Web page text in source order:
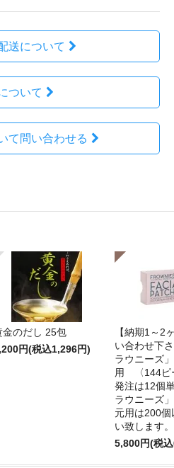
送について
ついて
て問い合わせる
金のだし 25包
円(税込1,296円)
【納期1～2
い合わせ下
ラウニーズ
用 〈144
発注は12個
ラウニーズ
元用は200個
い致します。
5,800円(税